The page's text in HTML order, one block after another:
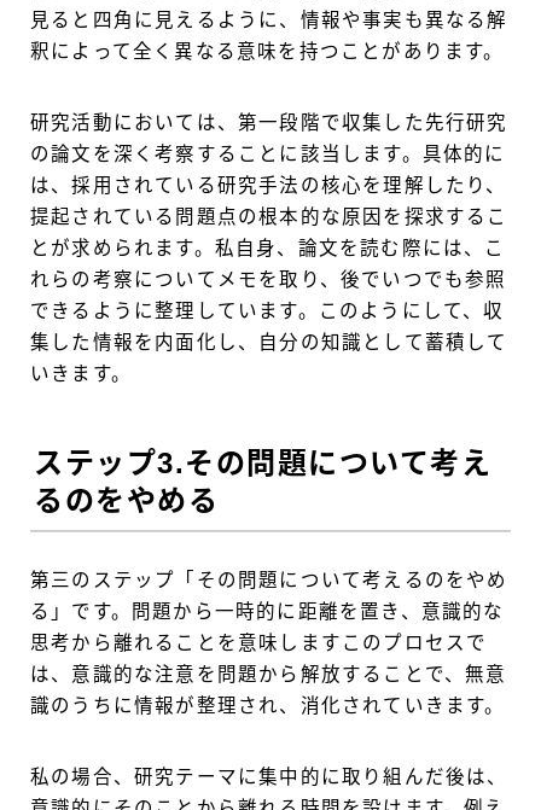
見ると四角に見えるように、情報や事実も異なる解
釈によって全く異なる意味を持つことがあります。
研究活動においては、第一段階で収集した先行研究
の論文を深く考察することに該当します。具体的に
は、採用されている研究手法の核心を理解したり、
提起されている問題点の根本的な原因を探求するこ
とが求められます。私自身、論文を読む際には、こ
れらの考察についてメモを取り、後でいつでも参照
できるように整理しています。このようにして、収
集した情報を内面化し、自分の知識として蓄積して
いきます。
ステップ3.その問題について考え
るのをやめる
第三のステップ「その問題について考えるのをやめ
る」です。問題から一時的に距離を置き、意識的な
思考から離れることを意味しますこのプロセスで
は、意識的な注意を問題から解放することで、無意
識のうちに情報が整理され、消化されていきます。
私の場合、研究テーマに集中的に取り組んだ後は、